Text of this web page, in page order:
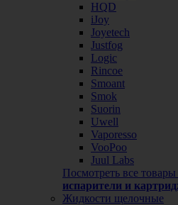
HQD
iJoy
Joyetech
Justfog
Logic
Rincoe
Smoant
Smok
Suorin
Uwell
Vaporesso
VooPoo
Juul Labs
Посмотреть все товары
испарители и
Жидкости щелочные